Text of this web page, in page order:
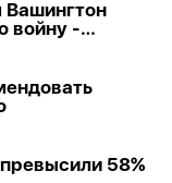
Вашингтон
войну -
58%